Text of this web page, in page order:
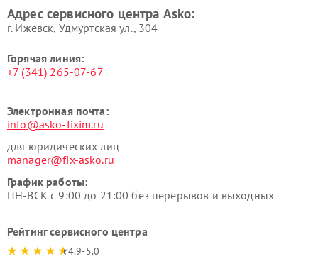
Asko
Адрес сервисного центра Asko:
г. Ижевск, Удмуртская ул., 304
Горячая линия:
+7 (341) 265-07-67
Электронная почта:
info@asko-fixim.ru
для юридических лиц
manager@fix-asko.ru
График работы:
ПН-ВСК с 9:00 до 21:00 без перерывов и выходных
Рейтинг сервисного центра
4.9-5.0